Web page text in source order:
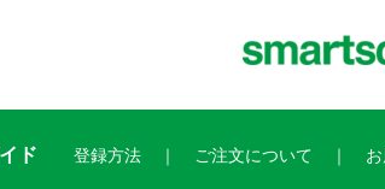
ド 登録方法 ご注文について